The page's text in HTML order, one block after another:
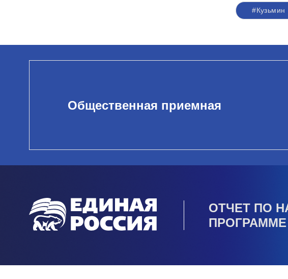
#Кузьмин
Общественная приемная
ОТЧЕТ ПО
ПРОГРАММЕ